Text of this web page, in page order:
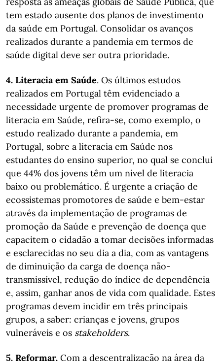
tem estado ausente dos planos de investimento
da saúde em Portugal. Consolidar os avanços
realizados durante a pandemia em termos de
saúde digital deve ser outra prioridade.
4. Literacia em Saúde. Os últimos estudos
realizados em Portugal têm evidenciado a
necessidade urgente de promover programas de
literacia em Saúde, refira-se, como exemplo, o
estudo realizado durante a pandemia, em
Portugal, sobre a literacia em Saúde nos
estudantes do ensino superior, no qual se conclui
que 44% dos jovens têm um nível de literacia
baixo ou problemático. É urgente a criação de
ecossistemas promotores de saúde e bem-estar
através da implementação de programas de
promoção da Saúde e prevenção de doença que
capacitem o cidadão a tomar decisões informadas
e esclarecidas no seu dia a dia, com as vantagens
de diminuição da carga de doença não-
transmissível, redução do índice de dependência
e, assim, ganhar anos de vida com qualidade. Estes
programas devem incidir em três principais
grupos, a saber: crianças e jovens, grupos
vulneráveis e os stakeholders.
5. Reformar. Com a descentralização na área da